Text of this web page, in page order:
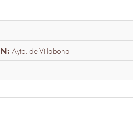
Ayto. de Villabona